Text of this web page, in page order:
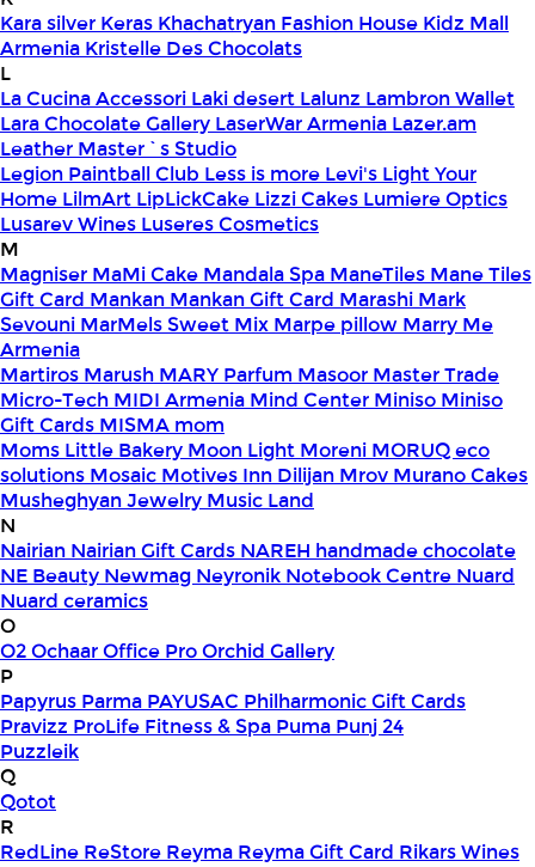
Kara silver Keras Khachatryan Fashion House Kidz Mall
Armenia Kristelle Des Chocolats
L
La Cucina Accessori Laki desert Lalunz Lambron Wallet
Lara Chocolate Gallery LaserWar Armenia Lazer.am
Leather Master`s Studio
Legion Paintball Club Less is more Levi's Light Your
Home LilmArt LipLickCake Lizzi Cakes Lumiere Optics
Lusarev Wines Luseres Cosmetics
M
Magniser MaMi Cake Mandala Spa ManeTiles Mane Tiles
Gift Card Mankan Mankan Gift Card Marashi Mark
Sevouni MarMels Sweet Mix Marpe pillow Marry Me
Armenia
Martiros Marush MARY Parfum Masoor Master Trade
Micro-Tech MIDI Armenia Mind Center Miniso Miniso
Gift Cards MISMA mom
Moms Little Bakery Moon Light Moreni MORUQ eco
solutions Mosaic Motives Inn Dilijan Mrov Murano Cakes
Musheghyan Jewelry Music Land
N
Nairian Nairian Gift Cards NAREH handmade chocolate
NE Beauty Newmag Neyronik Notebook Centre Nuard
Nuard ceramics
O
O2OchaarOffice ProOrchid Gallery
P
Papyrus Parma PAYUSAC Philharmonic Gift Cards
Pravizz ProLife Fitness & Spa Puma Punj 24
Puzzleik
Q
Qotot
R
RedLine ReStore Reyma Reyma Gift Card Rikars Wines